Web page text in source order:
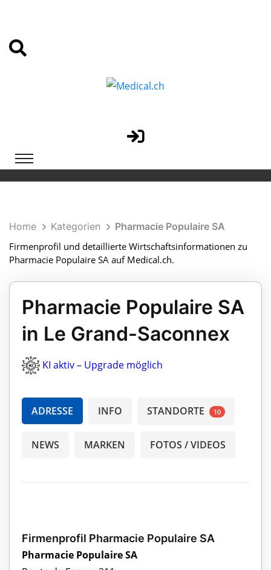
Home Kategorien
Pharmacie Populaire SA
Firmenprofil und detaillierte Wirtschaftsinformationen zu
Pharmacie Populaire SA auf Medical.ch.
Pharmacie Populaire SA
in Le Grand-Saconnex
KI aktiv – Upgrade möglich
ADRESSE INFO STANDORTE 10
NEWS MARKEN FOTOS / VIDEOS
Firmenprofil Pharmacie Populaire SA
Pharmacie Populaire SA